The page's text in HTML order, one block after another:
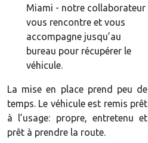
Miami - notre collaborateur
vous rencontre et vous
accompagne jusqu’au
bureau pour récupérer le
véhicule.
La mise en place prend peu de
temps. Le véhicule est remis prêt
à l’usage: propre, entretenu et
prêt à prendre la route.